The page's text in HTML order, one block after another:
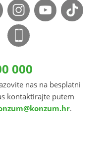
000
nas na besplatni
kontaktirajte putem
.